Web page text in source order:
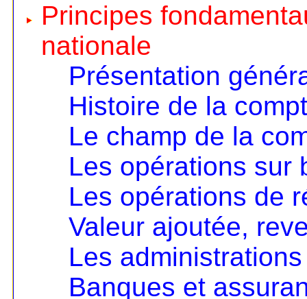
Principes
nationale
Présentation
Histoire de la
Le champ de la
Les opérations sur
Les opérations de
Valeur ajoutée,
Les
Banques et